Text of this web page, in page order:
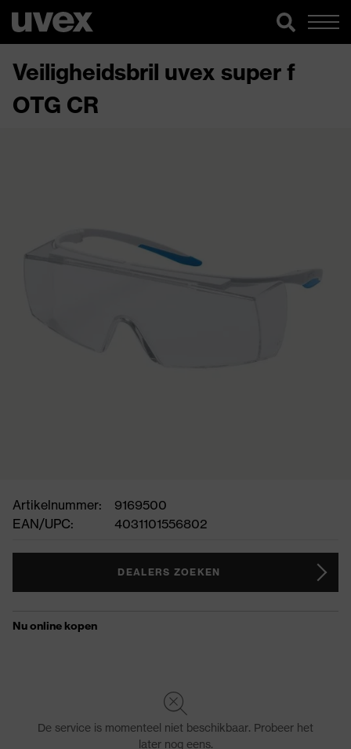
Veiligheidsbril uvex super f
OTG CR
Artikelnummer:
9169500
EAN/UPC:
4031101556802
DEALERS ZOEKEN